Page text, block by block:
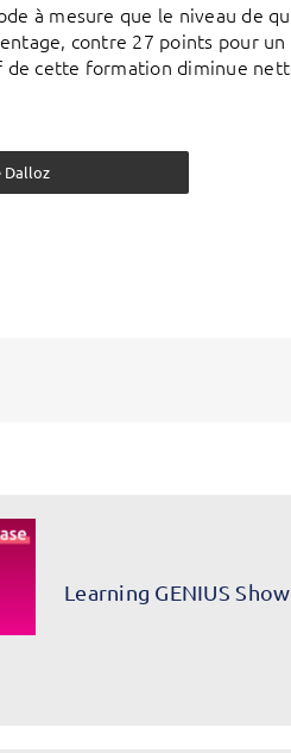
à mesure que le niveau de
contre 27 points pour
cette formation diminue
Dalloz
Learning GENIUS